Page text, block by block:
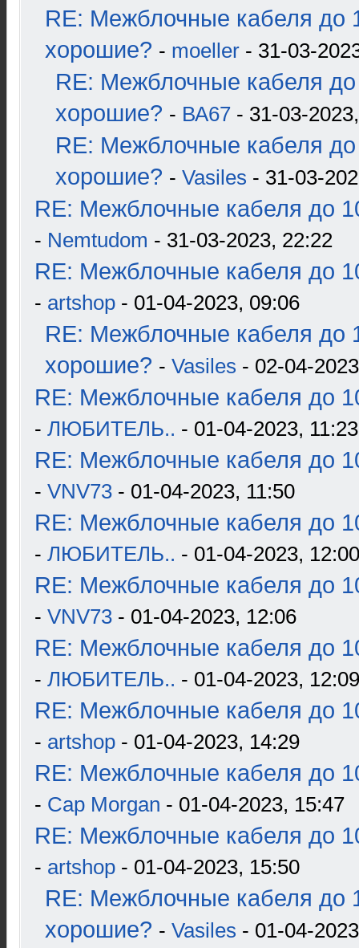
RE: Межблочные кабеля до
хорошие? - moeller - 31-03-
RE: Межблочные кабеля до
хорошие? - ВА67 - 31-03-
RE: Межблочные кабеля до
хорошие? - Vasiles - 31-03-
RE: Межблочные кабеля до
- Nemtudom - 31-03-2023, 22:22
RE: Межблочные кабеля до
- artshop - 01-04-2023, 09:06
RE: Межблочные кабеля до
хорошие? - Vasiles - 02-04-
RE: Межблочные кабеля до
- ЛЮБИТЕЛЬ.. - 01-04-2023, 11:23
RE: Межблочные кабеля до
- VNV73 - 01-04-2023, 11:50
RE: Межблочные кабеля до
- ЛЮБИТЕЛЬ.. - 01-04-2023, 12:00
RE: Межблочные кабеля до
- VNV73 - 01-04-2023, 12:06
RE: Межблочные кабеля до
- ЛЮБИТЕЛЬ.. - 01-04-2023, 12:09
RE: Межблочные кабеля до
- artshop - 01-04-2023, 14:29
RE: Межблочные кабеля до
- Cap Morgan - 01-04-2023, 15:47
RE: Межблочные кабеля до
- artshop - 01-04-2023, 15:50
RE: Межблочные кабеля до
хорошие? - Vasiles - 01-04-